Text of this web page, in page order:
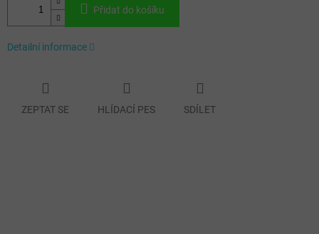
Přidat do košíku
Detailní informace
ZEPTAT SE HLÍDACÍ PES SDÍLET